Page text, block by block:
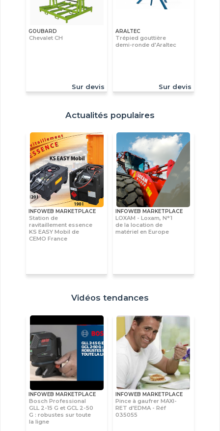
GOUBARD
Chevalet CH
Sur devis
ARALTEC
Trépied gouttière
demi-ronde d'Araltec
Sur devis
Actualités populaires
INFOWEB MARKETPLACE
Station de
ravitaillement essence
KS EASY Mobil de
CEMO France
INFOWEB MARKETPLACE
LOXAM - Loxam, N°1
de la location de
matériel en Europe
Vidéos tendances
INFOWEB MARKETPLACE
Bosch Professional
GLL 2-15 G et GCL 2-50
G : robustes sur toute
la ligne
INFOWEB MARKETPLACE
Pince à gaufrer MAXI-
RET d'EDMA - Réf
035055